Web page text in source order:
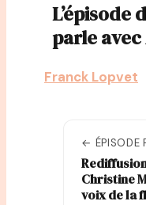
L’épisode
parle
Franck Lopvet
← ÉPISODE
Christine
voix de la